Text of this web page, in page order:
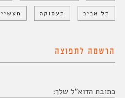
תל אביב תעסוקה
הרשמה לתפוצה
כתובת הדוא"ל שלך: